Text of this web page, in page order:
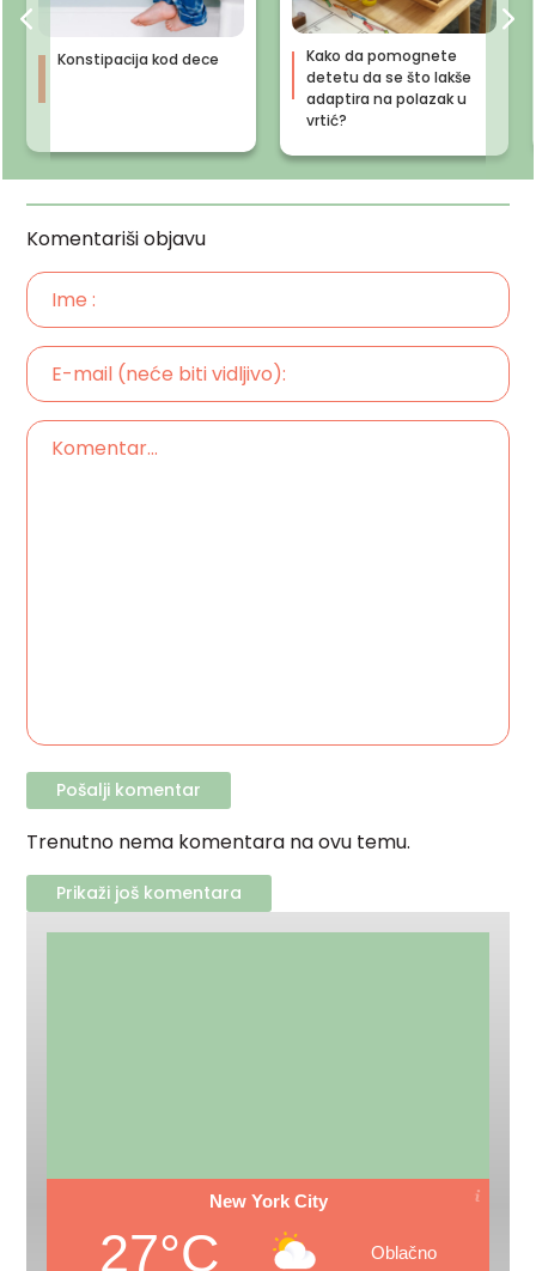
Konstipacija kod dece
Kako da pomognete
detetu da se što lakše
adaptira na polazak u
vrtić?
Komentariši objavu
Trenutno nema komentara na ovu temu.
Prikaži još komentara
New York City
27°C Oblačno